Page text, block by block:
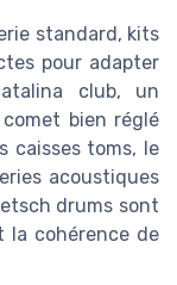
standard, kits
pour adapter
club, un
bien réglé
caisses toms, le
acoustiques
drums sont
la cohérence de